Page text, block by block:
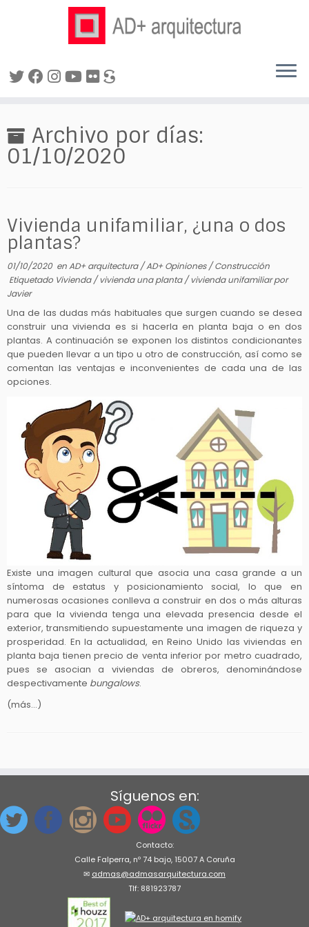
contenidoArchivo por días:
01/10/2020
Vivienda unifamiliar, ¿una o dos
plantas?
01/10/2020 enAD+ arquitectura/AD+ Opiniones/Construcción
Etiquetado Vivienda/vivienda una planta/vivienda unifamiliarpor
Javier
Una de las dudas más habituales que surgen cuando se desea
construir una vivienda es si hacerla en planta baja o en dos
plantas. A continuación se exponen los distintos condicionantes
que pueden llevar a un tipo u otro de construcción, así como se
comentan las ventajas e inconvenientes de cada una de las
opciones.
Existe una imagen cultural que asocia una casa grande a un
síntoma de estatus y posicionamiento social, lo que en
numerosas ocasiones conlleva a construir en dos o más alturas
para que la vivienda tenga una elevada presencia desde el
exterior, transmitiendo supuestamente una imagen de riqueza y
prosperidad. En la actualidad, en Reino Unido las viviendas en
planta baja tienen precio de venta inferior por metro cuadrado,
pues se asocian a viviendas de obreros, denominándose
despectivamente bungalows.
(más…)
Síguenos en:
Contacto:
Calle Falperra, nº 74 bajo, 15007 A Coruña
✉ admas@admasarquitectura.com
Tlf: 881923787